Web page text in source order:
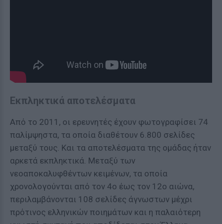
Εκπληκτικά αποτελέσματα
Από το 2011, οι ερευνητές έχουν φωτογραφίσει 74
παλίμψηστα, τα οποία διαθέτουν 6.800 σελίδες
μεταξύ τους. Και τα αποτελέσματα της ομάδας ήταν
αρκετά εκπληκτικά. Μεταξύ των
νεοαποκαλυφθέντων κειμένων, τα οποία
χρονολογούνται από τον 4ο έως τον 12ο αιώνα,
περιλαμβάνονται 108 σελίδες άγνωστων μέχρι
πρότινος ελληνικών ποιημάτων και η παλαιότερη